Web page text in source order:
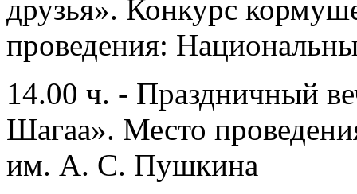
друзья». Конкурс
проведения:
14.00 ч. - Праздничный
Шагаа». Место
им. А. С. Пушкина